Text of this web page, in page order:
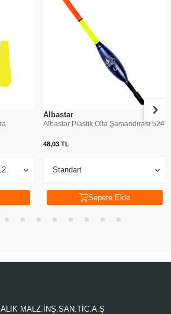
Albastar
Albastar Plastik Olta Şamandırası 524
48,03TL
Sepete Ekle
MALZ.İNŞ.SAN.TİC.A.Ş